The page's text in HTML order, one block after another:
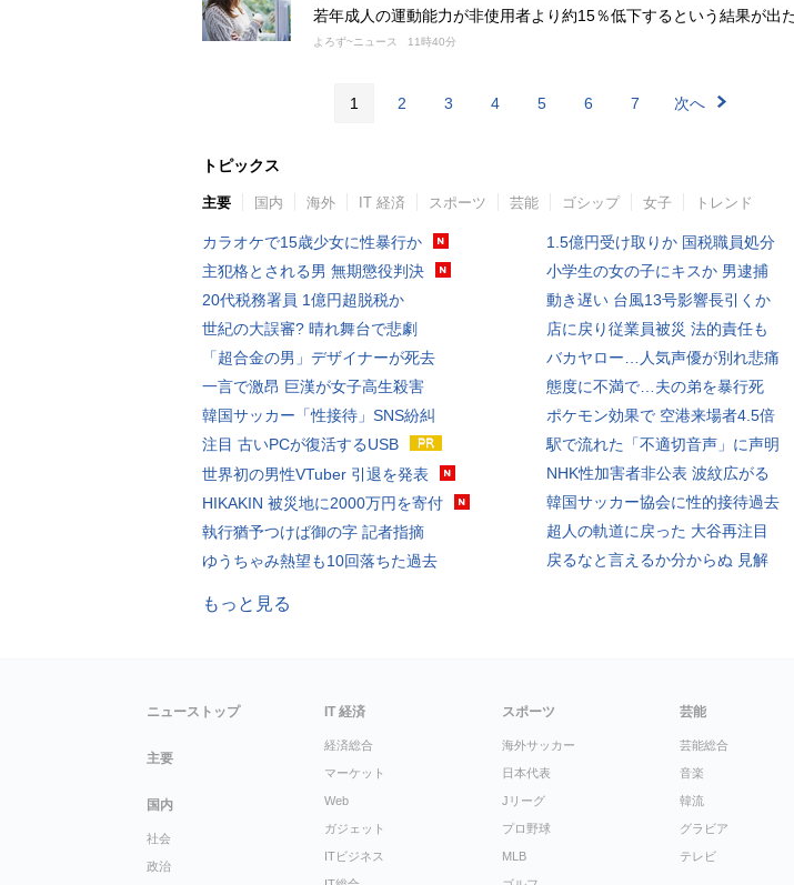
若年成人の運動能力が非使用者より約15％低下するという結果が出
よろず~ニュース 11時40分
1 2 3 4 5 6 7 次へ
トピックス
主要 国内 海外 IT 経済 スポーツ 芸能 ゴシップ 女子 トレンド
カラオケで15歳少女に性暴行か
主犯格とされる男 無期懲役判決
20代税務署員 1億円超脱税か
世紀の大誤審? 晴れ舞台で悲劇
「超合金の男」デザイナーが死去
一言で激昂 巨漢が女子高生殺害
韓国サッカー「性接待」SNS紛糾
注目 古いPCが復活するUSB
世界初の男性VTuber 引退を発表
HIKAKIN 被災地に2000万円を寄付
執行猶予つけば御の字 記者指摘
ゆうちゃみ熱望も10回落ちた過去
1.5億円受け取りか 国税職員処分
小学生の女の子にキスか 男逮捕
動き遅い 台風13号影響長引くか
店に戻り従業員被災 法的責任も
バカヤロー…人気声優が別れ悲痛
態度に不満で…夫の弟を暴行死
ポケモン効果で 空港来場者4.5倍
駅で流れた「不適切音声」に声明
NHK性加害者非公表 波紋広がる
韓国サッカー協会に性的接待過去
超人の軌道に戻った 大谷再注目
戻るなと言えるか分からぬ 見解
もっと見る
ニューストップ
主要
国内
社会
政治
IT 経済
経済総合
マーケット
Web
ガジェット
ITビジネス
スポーツ
海外サッカー
日本代表
Jリーグ
プロ野球
MLB
芸能
芸能総合
音楽
韓流
グラビア
テレビ